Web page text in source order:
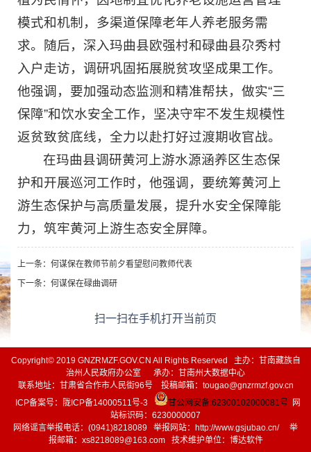
模式和机制，多渠道保障老年人养老服务需
求。随后，深入玛曲县欧强村和碌曲县尕秀村
入户走访，调研巩固拓展脱贫攻坚成果工作。
他强调，要加强动态监测和精准帮扶，做实“三
保障”和饮水安全工作，坚决守牢不发生规模性
返贫致贫底线，全力以赴打好过渡期收官战。
在玛曲县调研黄河上游水源涵养区生态保
护和开展巡河工作时，他强调，要统筹黄河上
游生态保护与高质量发展，提升水安全保障能
力，筑牢黄河上游生态安全屏障。
上一条： 何谋保在教师节前夕看望慰问教师代表
下一条： 何谋保在碌曲调研
扫一扫在手机打开当前页
Copyright© 2019 GNZRMZF.GOV.CN All Rights Reserved 主办：甘南藏族自
治州人民政府办公室 承办：甘南州大数据中心
联系地址：甘肃省合作市人民街96号 投稿邮箱：tougao@gnzrmzf.gov.cn
ICP备案号：
陇ICP备14000511号-3 甘公网安备:62300102000081号网
站标识码：6230000007
网络谣言举报电话：(0941)8218089 举报网站： http://www.gsjubao.cn/举
报邮箱：xs8218089@163.com 技术维护单位：博达软件